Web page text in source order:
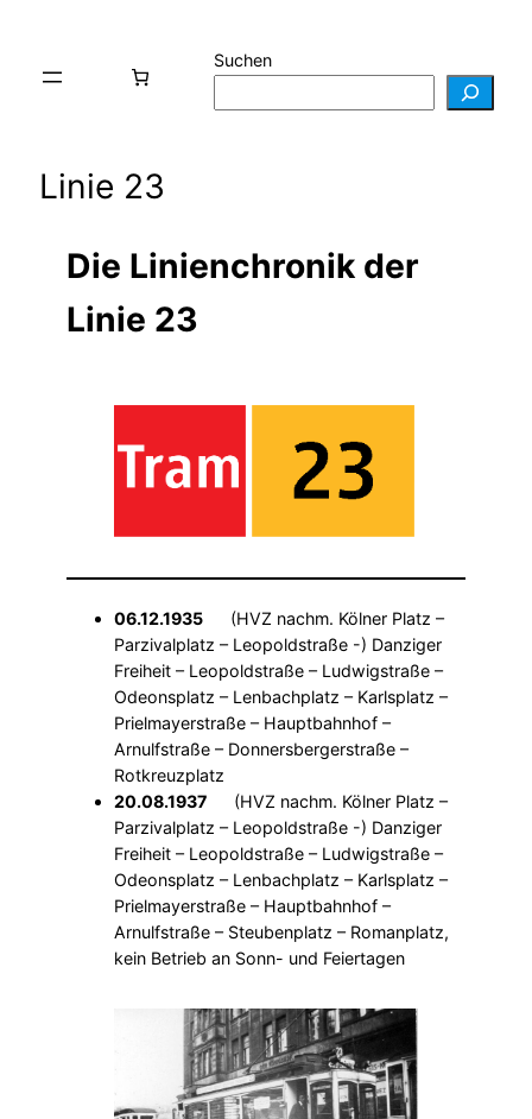
Suchen
Linie 23
Die Linienchronik der
Linie 23
06.12.1935
(HVZ nachm. Kölner Platz –
Parzivalplatz – Leopoldstraße -) Danziger
Freiheit – Leopoldstraße – Ludwigstraße –
Odeonsplatz – Lenbachplatz – Karlsplatz –
Prielmayerstraße – Hauptbahnhof –
Arnulfstraße – Donnersbergerstraße –
Rotkreuzplatz
20.08.1937
(HVZ nachm. Kölner Platz –
Parzivalplatz – Leopoldstraße -) Danziger
Freiheit – Leopoldstraße – Ludwigstraße –
Odeonsplatz – Lenbachplatz – Karlsplatz –
Prielmayerstraße – Hauptbahnhof –
Arnulfstraße – Steubenplatz – Romanplatz,
kein Betrieb an Sonn- und Feiertagen